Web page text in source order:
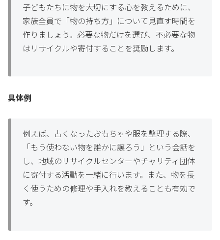
子どもたちに物を大切にする心を教えるために、
家族全員で「物の持ち方」について見直す時間を
作りましょう。必要な物だけを選び、不必要な物
はリサイクルや寄付することを奨励します。
具体例
例えば、古くなったおもちゃや服を整理する際、
「もう使わない物を誰かに譲ろう」という会話を
し、地域のリサイクルセンターやチャリティ団体
に寄付する活動を一緒に行います。また、物を長
く使うための修理や手入れを教えることも有効で
す。